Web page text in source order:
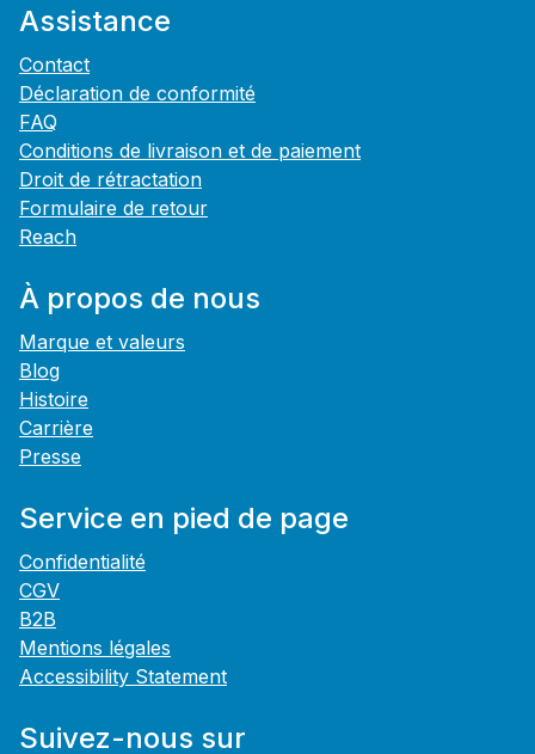
Assistance
Contact
Déclaration de conformité
FAQ
Conditions de livraison et de paiement
Droit de rétractation
Formulaire de retour
Reach
À propos de nous
Marque et valeurs
Blog
Histoire
Carrière
Presse
Service en pied de page
Confidentialité
CGV
B2B
Mentions légales
Accessibility Statement
Suivez-nous sur